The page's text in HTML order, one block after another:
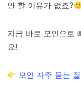
안 할 이유가 없죠?
지금 바로 모인으로
요!
모인 자주 묻는